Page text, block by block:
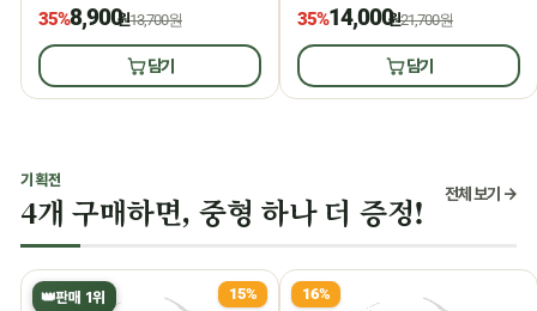
35%8,900원13,700원
담기
35%14,000원21,700원
담기
기획전
4개 구매하면, 중형 하나 더 증정! 전체 보기 →
👑판매 1위 15% 16%